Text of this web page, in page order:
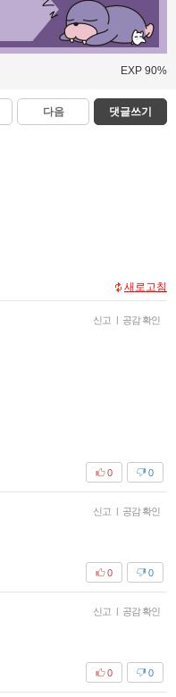
EXP 90%
다음 댓글쓰기
새로고침
신고 | 공감 확인
0
0
신고 | 공감 확인
0
0
신고 | 공감 확인
0
0